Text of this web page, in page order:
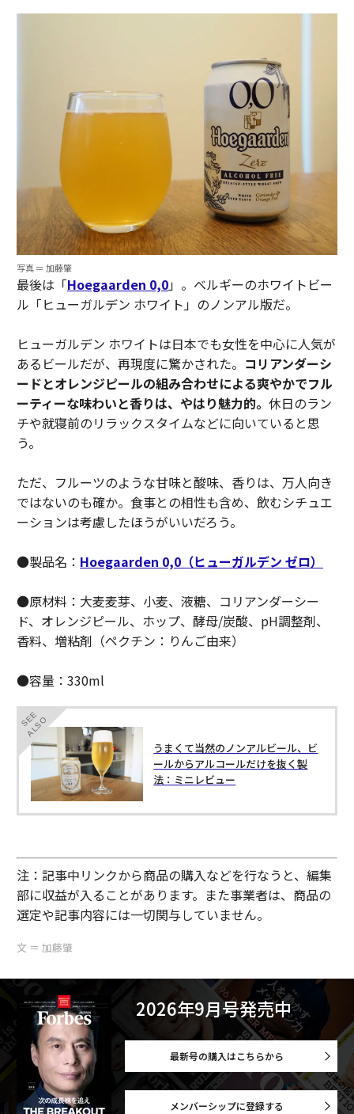
写真 ＝ 加藤肇
最後は「Hoegaarden 0,0」。ベルギーのホワイトビー
ル「ヒューガルデン ホワイト」のノンアル版だ。
ヒューガルデン ホワイトは日本でも女性を中心に人気が
あるビールだが、再現度に驚かされた。 コリアンダーシ
ードとオレンジピールの組み合わせによる爽やかでフル
ーティーな味わいと香りは、やはり魅力的。 休日のラン
チや就寝前のリラックスタイムなどに向いていると思
う。
ただ、フルーツのような甘味と酸味、香りは、万人向き
ではないのも確か。食事との相性も含め、飲むシチュエ
ーションは考慮したほうがいいだろう。
●製品名： Hoegaarden 0,0（ヒューガルデン ゼロ）
●原材料：大麦麦芽、小麦、液糖、コリアンダーシー
ド、オレンジピール、ホップ、酵母/炭酸、pH調整剤、
香料、増粘剤（ペクチン：りんご由来）
●容量：330ml
SEE
ALSO
うまくて当然のノンアルビール、ビ
ールからアルコールだけを抜く製
法：ミニレビュー
注：記事中リンクから商品の購入などを行なうと、編集
部に収益が入ることがあります。また事業者は、商品の
選定や記事内容には一切関与していません。
文 ＝ 加藤肇
2026年9月号発売中
最新号の購入はこちらから
メンバーシップに登録する